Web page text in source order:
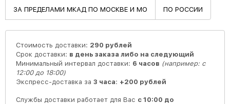
ЗА ПРЕДЕЛАМИ МКАД ПО МОСКВЕ И МО ПО РОССИИ
Стоимость доставки: 290 рублей
Срок доставки: в день заказа либо на следующий
Минимальный интервал доставки: 6 часов (например: с
12:00 до 18:00)
Экспресс-доставка за 3 часа: +200 рублей
Службы доставки работает для Вас с 10:00 до